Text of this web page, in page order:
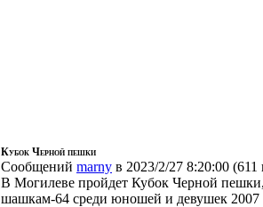
Кубок Черной пешки
Сообщений marny в 2023/2/27 8:20:00 (611
В Могилеве пройдет Кубок Черной пешки,
шашкам-64 среди юношей и девушек